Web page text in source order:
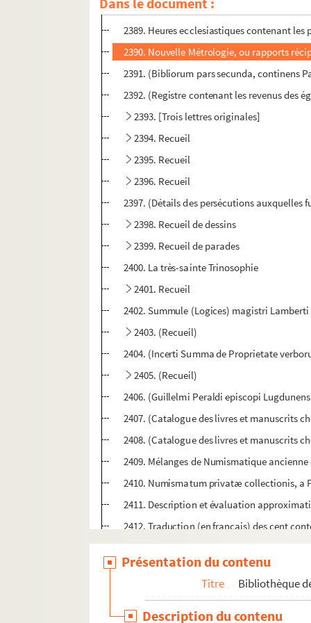
2388. Liber Sacerdotis hebdomarii, ad
2389. Heures ecclesiastiques contenant
2390. Nouvelle Métrologie, ou rapports
2391. (Bibliorum pars secunda, continens
2392. (Registre contenant les revenus des
2393. [Trois lettres originales]
2394. Recueil
2395. Recueil
2396. Recueil
2397. (Détails des persécutions
2398. Recueil de dessins
2399. Recueil de parades
2400. La très-sainte Trinosophie
2401. Recueil
2402. Summule (Logices) magistri
2403. (Recueil)
2404. (Incerti Summa de Proprietate
2405. (Recueil)
2406. (Guillelmi Peraldi episcopi
2407. (Catalogue des livres et manuscrits
2408. (Catalogue des livres et manuscrits
2409. Mélanges de Numismatique
2410. Numismatum privatæ collectionis, a
2411. Description et évaluation
2412. Traduction (en français) des cent
2413. [Recueil de pièces]
2414. [Charte originale de fondation de
2415. [Lettre adressée au duc de Raguse,
2416. [Dix-neuf lettres originales, signées
Présentation du contenu
Titre Bibliothèque
Description du contenu